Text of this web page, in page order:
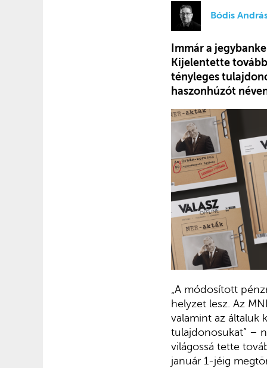
Bódis
Immár a
Kijelentette
tényleges
haszonhúzót
„A módosított
helyzet lesz. Az
valamint az általuk
tulajdonosukat” –
világossá tette
január 1-jéig